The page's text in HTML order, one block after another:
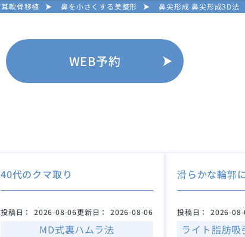
耳軟骨移植 鼻を小さくする美整形 鼻尖形成 鼻尖形成3D法
WEB予約
40代のクマ取り
投稿日： 2026-08-06更新日： 2026-08-06
MD式裏ハムラ法
滑らかな輪郭
投稿日： 2026-
ライト脂肪